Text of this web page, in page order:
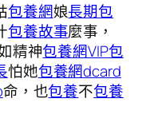
包養網娘長期包
包養故事麼事，
精神包養網VIP包
怕她包養網dcard
命，也包養不包養